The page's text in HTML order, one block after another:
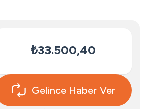
₺33.500,40
Gelince Haber Ver